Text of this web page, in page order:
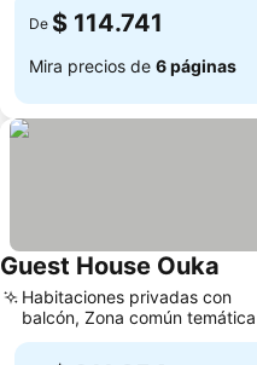
De $ 114.741
Mira precios de 6 páginas
Guest House Ouka
Habitaciones privadas con
balcón, Zona común
Ghibli